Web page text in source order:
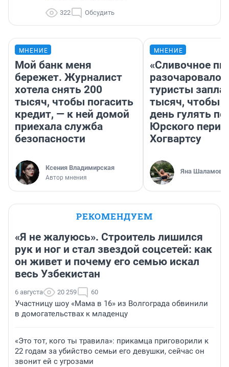
322 Обсудить
МНЕНИЕ
Мой банк меня
бережет. Журналист
хотела снять 200
тысяч, чтобы погасить
кредит, — к ней домой
приехала служба
безопасности
Ксения Владимирская
Автор мнения
МНЕНИЕ
«Сливочное
разочаровало»:
туристы
тысяч, чтобы
день гулять по
Юрского
Хогвартсу
Яна Шаламова
РЕКОМЕНДУЕМ
«Я не жалуюсь». Строитель лишился
рук и ног и стал звездой соцсетей: как
он живет и почему его семью искал
весь Узбекистан
6 августа 20 259 60
Участницу шоу «Мама в 16» из Волгограда обвинили
в домогательствах к младенцу
«Это тот, кого ты травила»: прикамца приговорили к
22 годам за убийство семьи его девушки, сейчас он
звонит ей с угрозами